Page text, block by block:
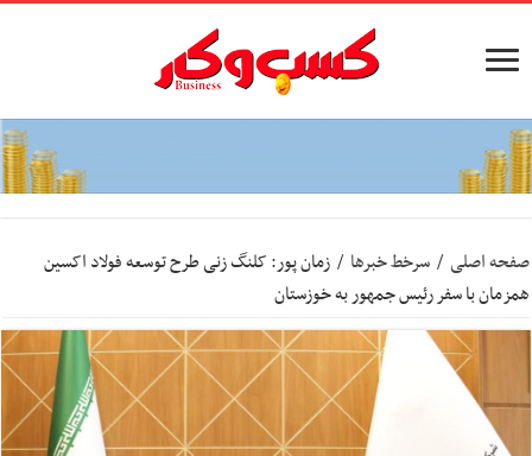
صفحه اصلی / سرخط خبرها / زمان پور: کلنگ زنی طرح توسعه فولاد اکسین
همزمان با سفر رئیس جمهور به خوزستان